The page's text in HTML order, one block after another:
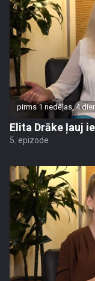
pirms 1 nedēļas, 4
Elita Drāke ļauj
5. epizode